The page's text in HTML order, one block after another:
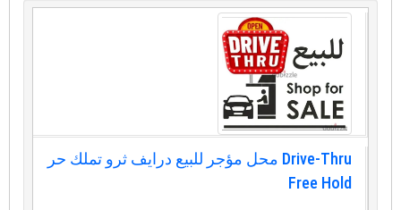
Drive-Thru محل مؤجر للبيع درايف ثرو تملك حر
Free Hold